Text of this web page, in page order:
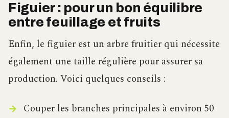
Figuier : pour un bon équilibre
entre feuillage et fruits
Enfin, le figuier est un arbre fruitier qui nécessite
également une taille régulière pour assurer sa
production. Voici quelques conseils :
Couper les branches principales à environ 50